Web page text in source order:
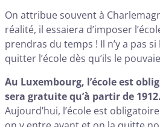
On attribue souvent à
réalité, il essaiera d’imposer
prendras du temps ! Il n’y a pas
quitter l’école dès qu’ils le
Au Luxembourg, l’école est
sera gratuite qu’à partir de 1912.
Aujourd’hui, l’école est